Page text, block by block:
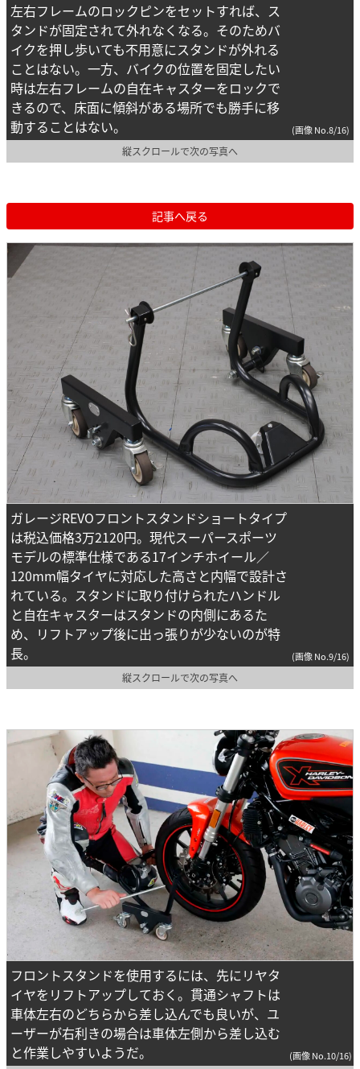
左右フレームのロックピンをセットすれば、ス
タンドが固定されて外れなくなる。そのためバ
イクを押し歩いても不用意にスタンドが外れる
ことはない。一方、バイクの位置を固定したい
時は左右フレームの自在キャスターをロックで
きるので、床面に傾斜がある場所でも勝手に移
動することはない。
(画像 No.8/16)
縦スクロールで次の写真へ
記事へ戻る
ガレージREVOフロントスタンドショートタイプ
は税込価格3万2120円。現代スーパースポーツ
モデルの標準仕様である17インチホイール／
120mm幅タイヤに対応した高さと内幅で設計さ
れている。スタンドに取り付けられたハンドル
と自在キャスターはスタンドの内側にあるた
め、リフトアップ後に出っ張りが少ないのが特
長。
(画像 No.9/16)
縦スクロールで次の写真へ
フロントスタンドを使用するには、先にリヤタ
イヤをリフトアップしておく。貫通シャフトは
車体左右のどちらから差し込んでも良いが、ユ
ーザーが右利きの場合は車体左側から差し込む
と作業しやすいようだ。
(画像 No.10/16)